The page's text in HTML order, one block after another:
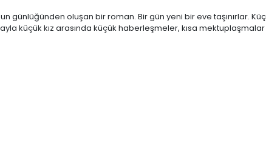
günlüğünden oluşan bir roman. Bir gün yeni bir eve taşınırlar.
küçük kız arasında küçük haberleşmeler, kısa